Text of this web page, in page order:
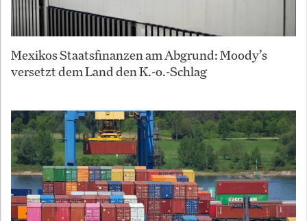
Mexikos Staatsfinanzen am Abgrund: Moody’s
versetzt dem Land den K.-o.-Schlag